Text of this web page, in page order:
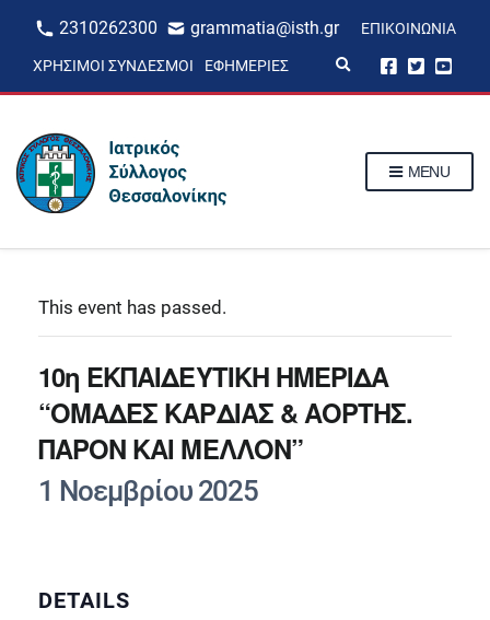
2310262300 grammatia@isth.gr ΕΠΙΚΟΙΝΩΝΊΑ
ΧΡΉΣΙΜΟΙ ΣΎΝΔΕΣΜΟΙ ΕΦΗΜΕΡΊΕΣ
p
MENU
This event has passed.
10η ΕΚΠΑΙΔΕΥΤΙΚΗ ΗΜΕΡΙΔΑ
“ΟΜΑΔΕΣ ΚΑΡΔΙΑΣ & ΑΟΡΤΗΣ.
ΠΑΡΟΝ ΚΑΙ ΜΕΛΛΟΝ”
1 Νοεμβρίου 2025
DETAILS